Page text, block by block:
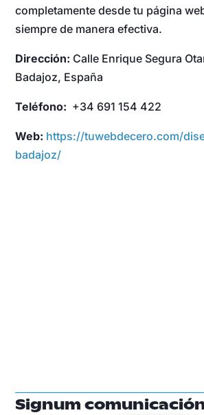
completamente desde tu página
siempre de manera efectiva.
Dirección: Calle Enrique Segura
Badajoz, España
Teléfono: +34 691 154 422
Web: https://tuwebdecero.com/
badajoz/
Signum